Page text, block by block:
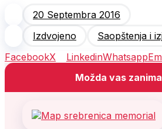
20 Septembra 2016
Izdvojeno
Saopštenja i
FacebookX LinkedinWhatsapp
Možda vas zanima